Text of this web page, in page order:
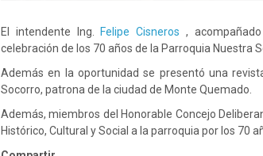
El intendente Ing. Felipe Cisneros ,
celebración de los 70 años de la Parroquia Nuestra
Además en la oportunidad se presentó una
Socorro, patrona de la ciudad de Monte Quemado.
Además, miembros del Honorable Concejo
Histórico, Cultural y Social a la parroquia por los 70